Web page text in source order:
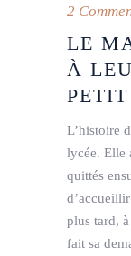
2
LE
À
L’histoire
lycée. Elle
quittés
plus tard,
fait sa